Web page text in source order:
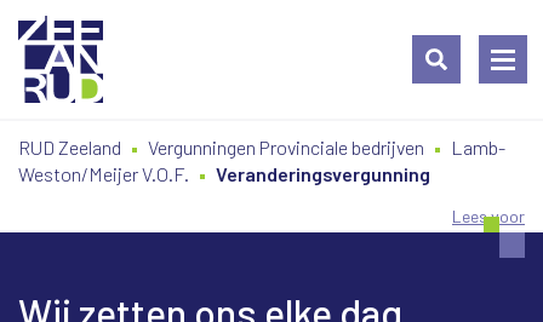
naar
naarRUD Zeeland Vergunningen Provinciale bedrijven
Lamb-
Weston/Meijer V.O.F.
Veranderingsvergunning
Lees voor
Wij zetten ons elke dag